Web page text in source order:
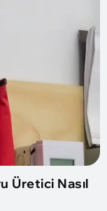
Üretici Nasıl